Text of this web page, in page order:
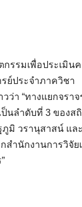
กรรมเพื่อประเมิน
ย์ประจำภาควิชา
า “ทางแยกจราจ
ป็นลำดับที่ 3 ของส
มิ วรานุสาสน์ แล
สำนักงานการวิจัย